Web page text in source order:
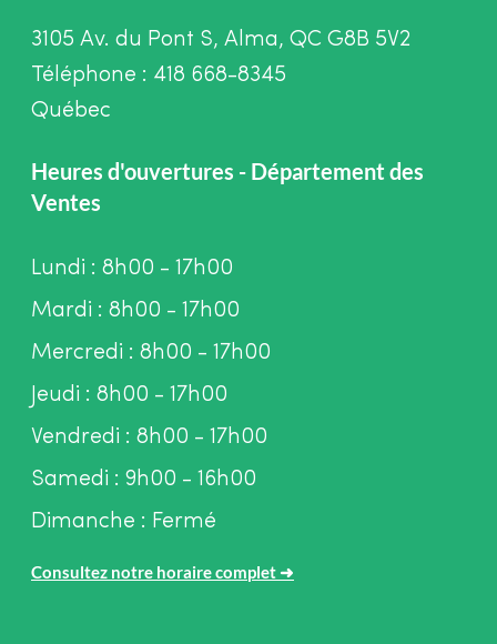
3105 Av. du Pont S, Alma, QC G8B 5V2
Téléphone : 418 668-8345
Québec
Heures d'ouvertures - Département des
Ventes
Lundi : 8h00 - 17h00
Mardi : 8h00 - 17h00
Mercredi : 8h00 - 17h00
Jeudi : 8h00 - 17h00
Vendredi : 8h00 - 17h00
Samedi : 9h00 - 16h00
Dimanche : Fermé
Consultez notre horaire complet ➜